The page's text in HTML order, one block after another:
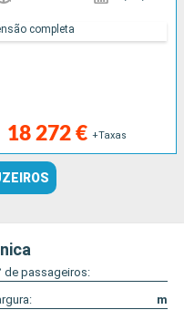
18 272 € +Taxas
completa
de passageiros:
m